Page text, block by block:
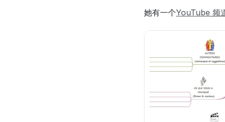
她有一个YouTube 频